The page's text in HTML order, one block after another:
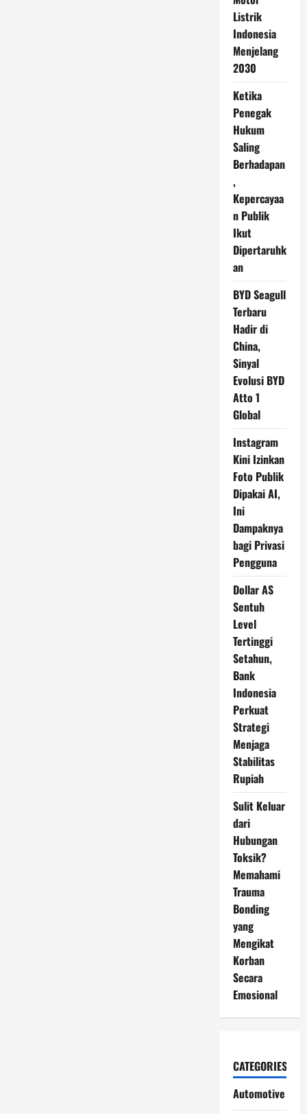
Listrik
Indonesia
Menjelang
2030
Ketika
Penegak
Hukum
Saling
Berhadapan
,
Kepercayaa
n Publik
Ikut
Dipertaruhk
an
BYD Seagull
Terbaru
Hadir di
China,
Sinyal
Evolusi BYD
Atto 1
Global
Instagram
Kini Izinkan
Foto Publik
Dipakai AI,
Ini
Dampaknya
bagi Privasi
Pengguna
Dollar AS
Sentuh
Level
Tertinggi
Setahun,
Bank
Indonesia
Perkuat
Strategi
Menjaga
Stabilitas
Rupiah
Sulit Keluar
dari
Hubungan
Toksik?
Memahami
Trauma
Bonding
yang
Mengikat
Korban
Secara
Emosional
CATEGORIES
Automotive